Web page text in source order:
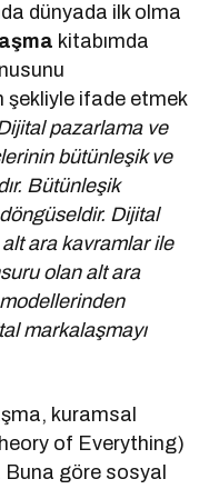
dünyada ilk olma
kitabımda
şekliyle ifade etmek
pazarlama ve
bütünleşik ve
Bütünleşik
Dijital
ara kavramlar ile
olan alt ara
markalaşmayı
kuramsal
of Everything)
göre sosyal